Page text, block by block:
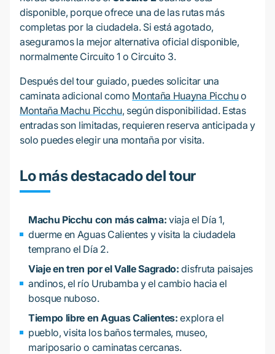
disponible, porque ofrece una de las rutas más
completas por la ciudadela. Si está agotado,
aseguramos la mejor alternativa oficial disponible,
normalmente Circuito 1 o Circuito 3.
Después del tour guiado, puedes solicitar una
caminata adicional como Montaña Huayna Picchuo
Montaña Machu Picchu, según disponibilidad. Estas
entradas son limitadas, requieren reserva anticipada y
solo puedes elegir una montaña por visita.
Lo más destacado del tour
Machu Picchu con más calma: viaja el Día 1,
duerme en Aguas Calientes y visita la ciudadela
temprano el Día 2.
Viaje en tren por el Valle Sagrado: disfruta paisajes
andinos, el río Urubamba y el cambio hacia el
bosque nuboso.
Tiempo libre en Aguas Calientes: explora el
pueblo, visita los baños termales, museo,
mariposario o caminatas cercanas.